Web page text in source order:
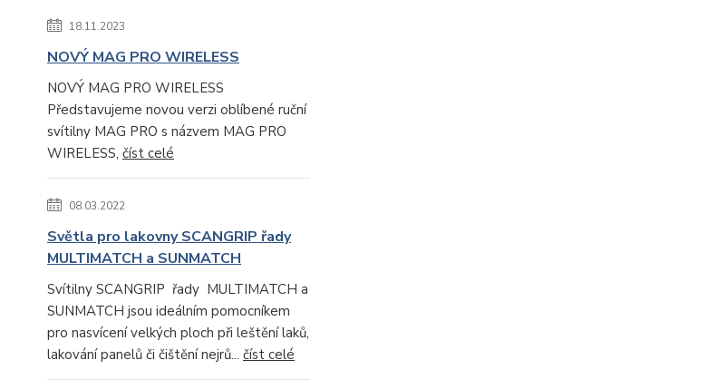
18.11.2023
NOVÝ MAG PRO WIRELESS
NOVÝ MAG PRO WIRELESS
Představujeme novou verzi oblíbené ruční
svítilny MAG PRO s názvem MAG PRO
WIRELESS, číst celé
08.03.2022
Světla pro lakovny SCANGRIP řady
MULTIMATCH a SUNMATCH
Svítilny SCANGRIP řady MULTIMATCH a
SUNMATCH jsou ideálním pomocníkem
pro nasvícení velkých ploch při leštění laků,
lakování panelů či čištění nejrů... číst celé